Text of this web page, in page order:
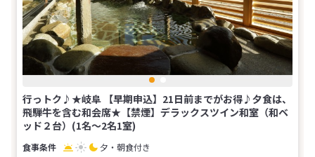
行っトク♪★岐阜 【早期申込】21日前までがお得♪夕食は、
飛騨牛を含む和会席★【禁煙】デラックスツイン和室（和ベ
ッド２台）(1名～2名1室)
夕・朝食付き